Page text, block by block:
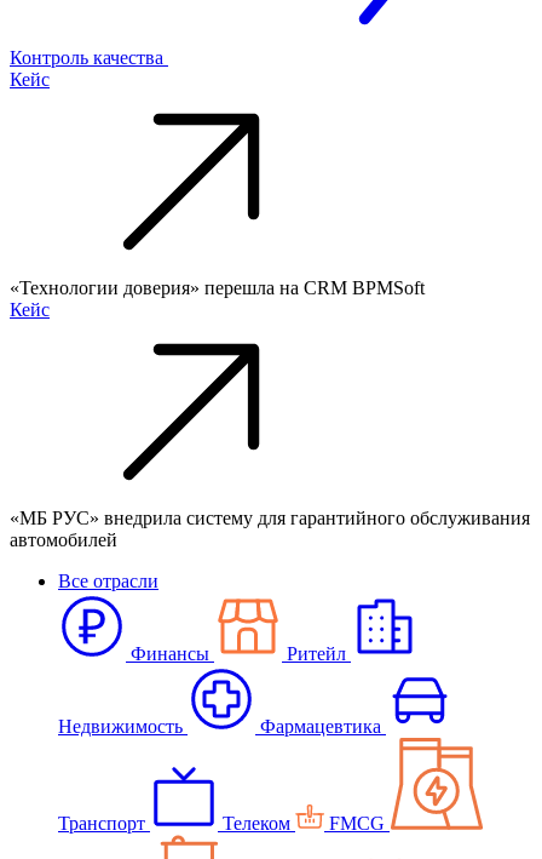
Контроль качества
Кейс
«Технологии доверия» перешла на CRM BPMSoft
Кейс
«МБ РУС» внедрила систему для гарантийного обслуживания
автомобилей
Все отрасли
Финансы Ритейл
Недвижимость Фармацевтика
Транспорт Телеком FMCG